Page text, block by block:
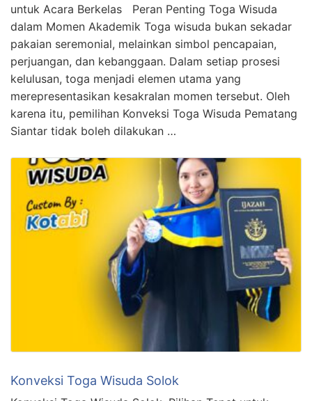
untuk Acara Berkelas Peran Penting Toga Wisuda
dalam Momen Akademik Toga wisuda bukan sekadar
pakaian seremonial, melainkan simbol pencapaian,
perjuangan, dan kebanggaan. Dalam setiap prosesi
kelulusan, toga menjadi elemen utama yang
merepresentasikan kesakralan momen tersebut. Oleh
karena itu, pemilihan Konveksi Toga Wisuda Pematang
Siantar tidak boleh dilakukan …
Konveksi Toga Wisuda Solok